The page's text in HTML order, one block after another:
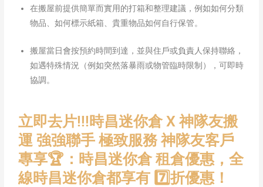
在搬屋前提供簡單而實用的打箱和整理建議，例如如何分類
物品、如何標示紙箱、貴重物品如何自行保管。
搬屋當日會按預約時間到達，並與住戶或負責人保持聯絡，
如遇特殊情況（例如突然落暴雨或物管臨時限制），可即時
協調。
立即去片!!!時昌迷你倉 X 神隊友搬
運 強強聯手 極致服務 神隊友客戶
專享🏆：時昌迷你倉 租倉優惠，全
線時昌迷你倉都享有 7️⃣折優惠！